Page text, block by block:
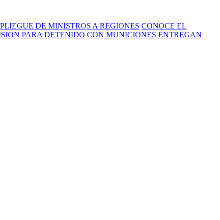
DE MINISTROS A REGIONES CONOCE EL
PARA DETENIDO CON MUNICIONES ENTREGAN